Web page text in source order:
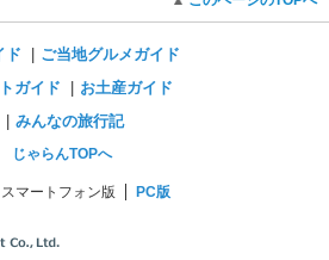
ド
ご当地グルメガイド
ガイド
お土産ガイド
みんなの旅行記
じゃらんTOPへ
スマートフォン版 PC版